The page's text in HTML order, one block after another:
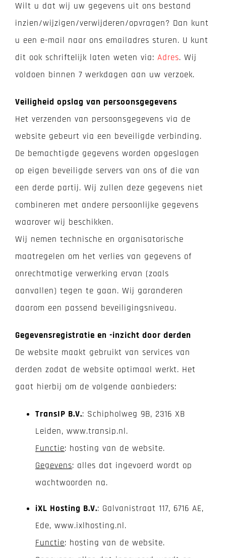
Wilt u dat wij uw gegevens uit ons bestand
inzien/wijzigen/verwijderen/opvragen? Dan kunt
u een e-mail naar ons emailadres sturen. U kunt
dit ook schriftelijk laten weten via: Adres. Wij
voldoen binnen 7 werkdagen aan uw verzoek.
Veiligheid opslag van persoonsgegevens
Het verzenden van persoonsgegevens via de
website gebeurt via een beveiligde verbinding.
De bemachtigde gegevens worden opgeslagen
op eigen beveiligde servers van ons of die van
een derde partij. Wij zullen deze gegevens niet
combineren met andere persoonlijke gegevens
waarover wij beschikken.
Wij nemen technische en organisatorische
maatregelen om het verlies van gegevens of
onrechtmatige verwerking ervan (zoals
aanvallen) tegen te gaan. Wij garanderen
daarom een passend beveiligingsniveau.
Gegevensregistratie en -inzicht door derden
De website maakt gebruikt van services van
derden zodat de website optimaal werkt. Het
gaat hierbij om de volgende aanbieders:
TransIP B.V.: Schipholweg 9B, 2316 XB
Leiden, www.transip.nl.
Functie: hosting van de website.
Gegevens: alles dat ingevoerd wordt op
wachtwoorden na.
iXL Hosting B.V.: Galvanistraat 117, 6716 AE,
Ede, www.ixlhosting.nl.
Functie: hosting van de website.